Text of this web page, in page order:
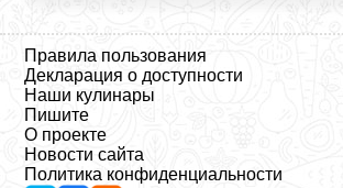
Правила пользования
Декларация о доступности
Наши кулинары
Пишите
О проекте
Новости сайта
Политика конфиденциальности